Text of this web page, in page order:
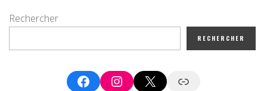
Rechercher
RECHERCHER
FacebookInstagram
X Google News